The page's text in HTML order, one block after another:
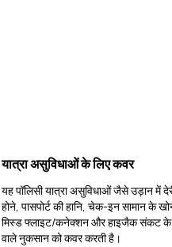
यात्रा असुविधाओं के लिए कवर
यह पॉलिसी यात्रा असुविधाओं जैसे उड़ान में
होने, पासपोर्ट की हानि, चेक-इन सामान के
मिस्ड फ्लाइट/कनेक्शन और हाइजैक संकट के
वाले नुकसान को कवर करती है।